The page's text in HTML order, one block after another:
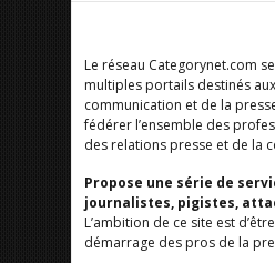
Le réseau Categorynet.com
multiples portails destinés
communication et de la
fédérer l’ensemble des
des relations presse et de la
Propose une série de
journalistes, pigistes,
L’ambition de ce site est
démarrage des pros de la